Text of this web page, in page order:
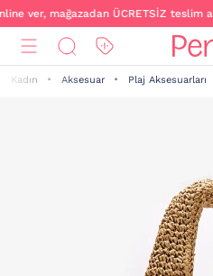
ver, mağazadan ÜCRETSİZ teslim al!
Kadın Aksesuar Plaj Aksesuarları